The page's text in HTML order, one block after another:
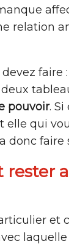
relation
faire
pouvoir.
elle qui
donc faire
rester
et
laquelle